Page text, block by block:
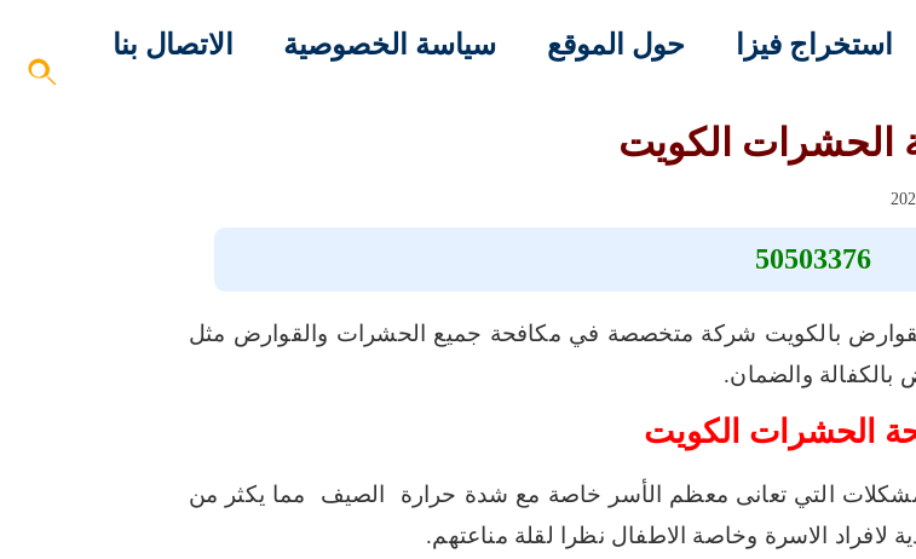
استخراج فيزا حول الموقع سياسة الخصوصية الاتصال بنا
الحشرات الكويت
50503376
بالكويت شركة متخصصة في مكافحة جميع الحشرات والقوارض مثل
بالكفالة والضمان.
الحشرات الكويت
التي تعانى معظم الأسر خاصة مع شدة حرارة الصيف مما يكثر من
لافراد الاسرة وخاصة الاطفال نظرا لقلة مناعتهم.